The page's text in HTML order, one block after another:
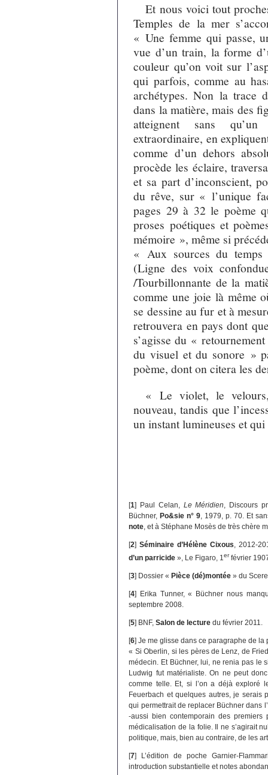
Et nous voici tout
Temples de la mer
« Une femme qui passe,
vue d’un train, la forme
couleur qu’on voit sur
qui parfois, comme au
archétypes. Non la trace
dans la matière, mais des
atteignent sans
extraordinaire, en
comme d’un dehors
procède les éclaire,
et sa part d’inconscient,
du rêve, sur « l’unique
pages 29 à 32 le poème
proses poétiques et
mémoire », même si
« Aux sources du temps
(Ligne des voix
/Tourbillonnante de la
comme une joie là même
se dessine au fur et à
retrouvera en pays dont
s’agisse du «
du visuel et du sonore »
poème, dont on citera les
« Le violet, le
nouveau, tandis que
un instant lumineuses et
[1] Paul Celan, LeMéridien, Discours
Büchner, Po&sie n° 9, 1979, p. 70. Et
note, et à Stéphane Mosès de très chère
[2]Séminaire d’Hélène Cixous, 2012-
d’un parricide », Le Figaro, 1er février
[3] Dossier « Pièce (dé)montée » du
[4]
Erika Tunner, « Büchner nous
septembre 2008.
[5] BNF,Salon de lecture du février 2011.
[6]Je me glisse dans ce paragraphe de la
« Si Oberlin, si les pères de Lenz, de
médecin. Et Büchner, lui, ne renia pas le
Ludwig fut matérialiste. On ne peut
comme telle. Et, si l’on a déjà exploré
Feuerbach et quelques autres, je serais
qui permettrait de replacer Büchner dans
-aussi bien contemporain des
médicalisation de la folie. Il ne s’agirait
politique, mais, bien au contraire, de les
[7]
L’édition de poche Garnier-
introduction substantielle et notes